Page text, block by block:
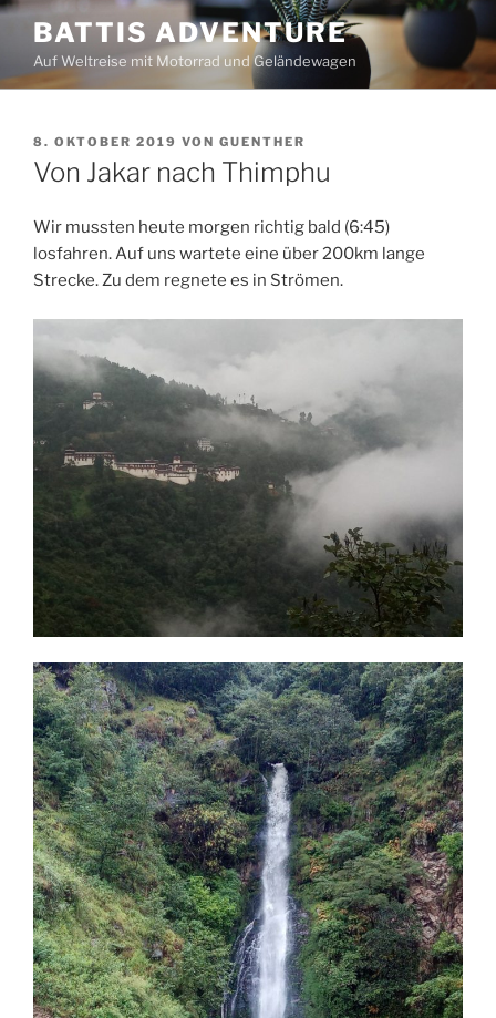
Zum
Inhalt
springen
BATTIS ADVENTURE
Auf Weltreise mit Motorrad und Geländewagen
VERÖFFENTLICHT
AM
8. OKTOBER 2019 VON GUENTHER
Von Jakar nach Thimphu
Wir mussten heute morgen richtig bald (6:45)
losfahren. Auf uns wartete eine über 200km lange
Strecke. Zu dem regnete es in Strömen.